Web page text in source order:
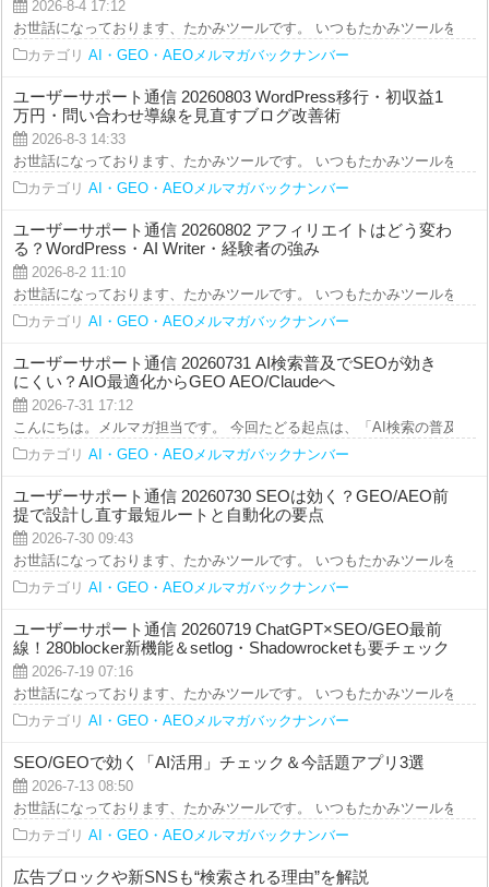
2026-8-4 17:12
お世話になっております、たかみツールです。 いつもたかみツールをご
カテゴリ AI・GEO・AEOメルマガバックナンバー
ユーザーサポート通信 20260803 WordPress移行・初収益1
万円・問い合わせ導線を見直すブログ改善術
2026-8-3 14:33
お世話になっております、たかみツールです。 いつもたかみツールをご
カテゴリ AI・GEO・AEOメルマガバックナンバー
ユーザーサポート通信 20260802 アフィリエイトはどう変わ
る？WordPress・AI Writer・経験者の強み
2026-8-2 11:10
お世話になっております、たかみツールです。 いつもたかみツールをご
カテゴリ AI・GEO・AEOメルマガバックナンバー
ユーザーサポート通信 20260731 AI検索普及でSEOが効き
にくい？AIO最適化からGEO AEO/Claudeへ
2026-7-31 17:12
こんにちは。メルマガ担当です。 今回たどる起点は、「AI検索の普及で“
カテゴリ AI・GEO・AEOメルマガバックナンバー
ユーザーサポート通信 20260730 SEOは効く？GEO/AEO前
提で設計し直す最短ルートと自動化の要点
2026-7-30 09:43
お世話になっております、たかみツールです。 いつもたかみツールをご
カテゴリ AI・GEO・AEOメルマガバックナンバー
ユーザーサポート通信 20260719 ChatGPT×SEO/GEO最前
線！280blocker新機能＆setlog・Shadowrocketも要チェック
2026-7-19 07:16
お世話になっております、たかみツールです。 いつもたかみツールをご
カテゴリ AI・GEO・AEOメルマガバックナンバー
SEO/GEOで効く「AI活用」チェック＆今話題アプリ3選
2026-7-13 08:50
お世話になっております、たかみツールです。 いつもたかみツールをご
カテゴリ AI・GEO・AEOメルマガバックナンバー
広告ブロックや新SNSも“検索される理由”を解説